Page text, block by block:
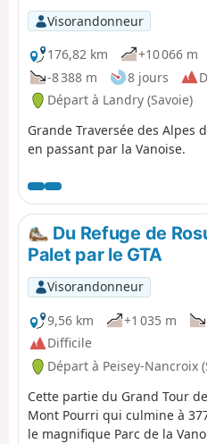
Visorandonneur
176,82 km
+10 066 m
-8 388 m
8 jours
Départ à Landry (Savoie)
Grande Traversée des Alpes
en passant par la Vanoise.
Du Refuge de
Palet par le GTA
Visorandonneur
9,56 km
+1 035 m
Difficile
Départ à Peisey-Nancroix
Cette partie du Grand Tour
Mont Pourri qui culmine à
le magnifique Parc de la